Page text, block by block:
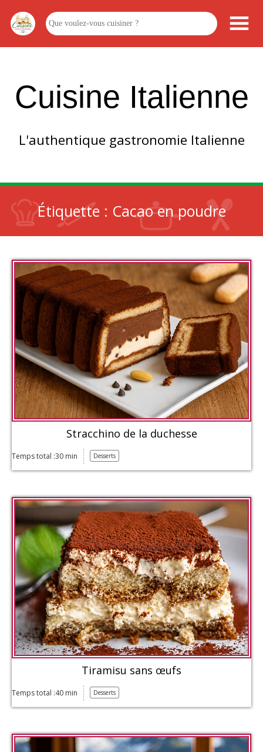
Cuisine Italienne
L'authentique gastronomie Italienne
Étiquette : Cacao en poudre
Stracchino de la duchesse
Temps total :30 min Desserts
Tiramisu sans œufs
Temps total :40 min Desserts